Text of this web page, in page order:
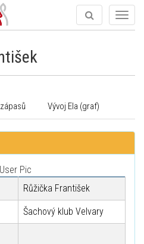
Vývoj Ela (graf)
Růžička František
Šachový klub Velvary